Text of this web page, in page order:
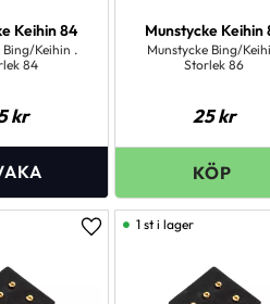
Keihin 84
Bing/Keihin .
84
kr
Munstycke Keihin
Munstycke Bing/
Storlek 86
25kr
Lägg till i favoriter
1 st i lager